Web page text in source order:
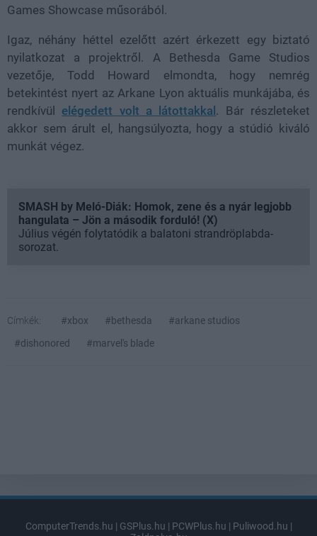
Games Showcase műsorából.
Igaz, néhány héttel ezelőtt azért érkezett egy biztató
nyilatkozat a projektről. A Bethesda Game Studios
vezetője, Todd Howard elmondta, hogy nemrég
betekintést nyert az Arkane Lyon aktuális munkájába, és
rendkívül elégedett volt a látottakkal. Bár részleteket
akkor sem árult el, hangsúlyozta, hogy a stúdió kiváló
munkát végez.
SMASH by Meló-Diák: Homok, zene és a nyár legjobb
hangulata – Jön a második forduló! (X)
Július végén folytatódik a balatoni strandröplabda-
sorozat.
Címkék: #xbox #bethesda
#arkane studios
#dishonored
#marvel's blade
ComputerTrends.hu | GSPlus.hu | PCWPlus.hu | Puliwood.hu |